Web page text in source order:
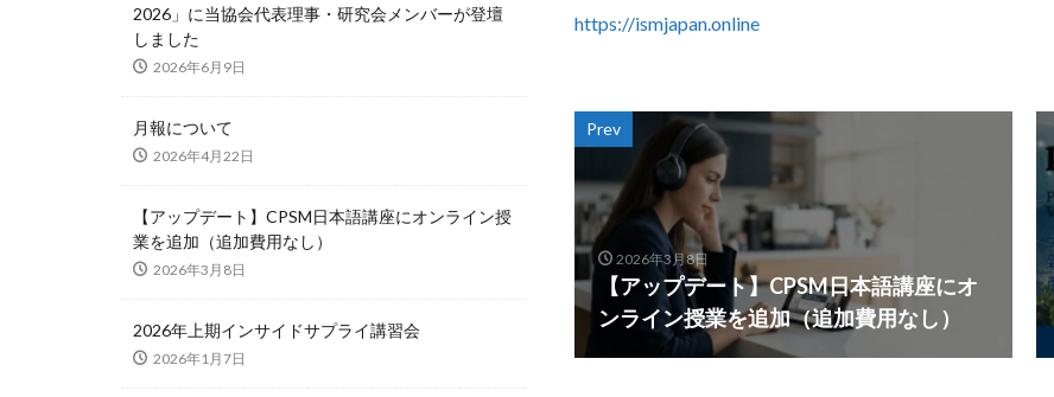
https://ismjapan.online
Prev
2026年3月8日
【アップデート】CPSM日本語講座にオ
ンライン授業を追加（追加費用なし）
2026」に当協会代表理事・研究会メンバーが登壇
しました
2026年6月9日
月報について
2026年4月22日
【アップデート】CPSM日本語講座にオンライン授
業を追加（追加費用なし）
2026年3月8日
2026年上期インサイドサプライ講習会
2026年1月7日